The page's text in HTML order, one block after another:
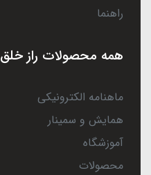
راهنما
همه محصولات راز خلق
ماهنامه الکترونیکی
همایش و سمینار
آموزشگاه
محصولات